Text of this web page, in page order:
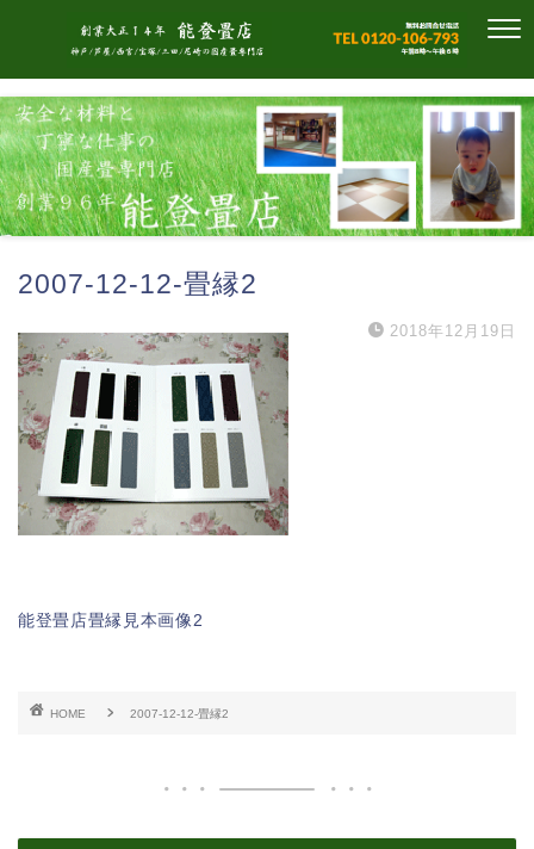
2007-12-12-畳縁2
2018年12月19日
能登畳店畳縁見本画像2
HOME 2007-12-12-畳縁2